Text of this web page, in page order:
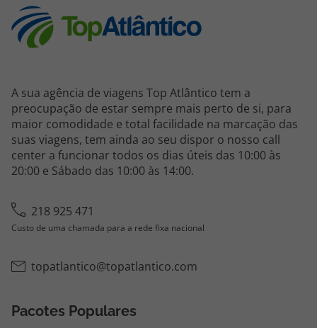
A sua agência de viagens Top Atlântico tem a
preocupação de estar sempre mais perto de si, para
maior comodidade e total facilidade na marcação das
suas viagens, tem ainda ao seu dispor o nosso call
center a funcionar todos os dias úteis das 10:00 às
20:00 e Sábado das 10:00 às 14:00.
218 925 471
Custo de uma chamada para a rede fixa nacional
topatlantico@topatlantico.com
Pacotes Populares